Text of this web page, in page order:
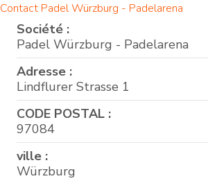
Contact Padel Würzburg - Padelarena
Société :
Padel Würzburg - Padelarena
Adresse :
Lindflurer Strasse 1
CODE POSTAL :
97084
ville :
Würzburg